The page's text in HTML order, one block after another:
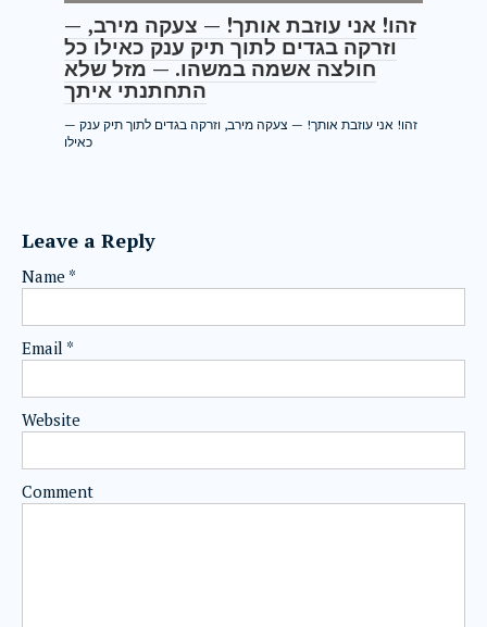
— זהו! אני עוזבת אותך! — צעקה מירב,
וזרקה בגדים לתוך תיק ענק כאילו כל
חולצה אשמה במשהו. — מזל שלא
התחתנתי איתך
— זהו! אני עוזבת אותך! — צעקה מירב, וזרקה בגדים לתוך תיק ענק
כאילו
Leave a Reply
Name *
Email *
Website
Comment